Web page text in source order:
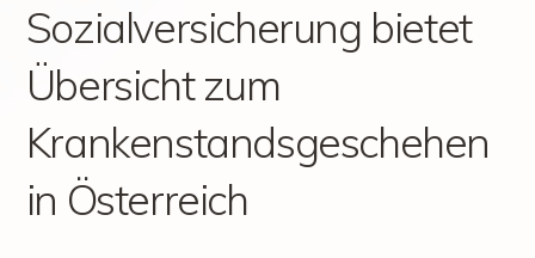
Sozialversicherung bietet
Übersicht zum
Krankenstandsgeschehen
in Österreich